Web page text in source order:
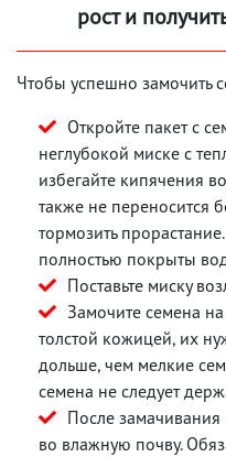
рост и
Чтобы успешно замочить
Откройте пакет с
неглубокой миске с
избегайте кипячения
также не переносится
тормозить
полностью покрыты
Поставьте миску
Замочите семена
толстой кожицей, их
дольше, чем мелкие
семена не следует
После
во влажную почву.